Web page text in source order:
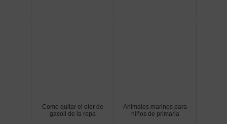
Como quitar el olor de
gasoil de la ropa
Animales marinos para
niños de primaria